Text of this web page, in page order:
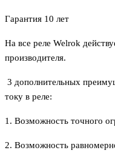
Гарантия 10 лет
На все реле Welrok
производителя.
3 дополнительных
току в реле:
1. Возможность точного
2. Возможность